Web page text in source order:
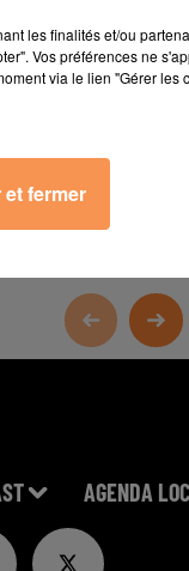
AGENDA
les finalités et/ou
Vos préférences ne
via le lien "Gérer les
fermer